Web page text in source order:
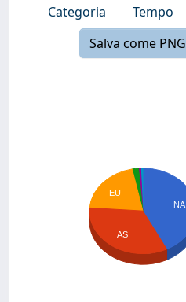
Categoria
Tempo
Salva come PNG
NA
EU
AS